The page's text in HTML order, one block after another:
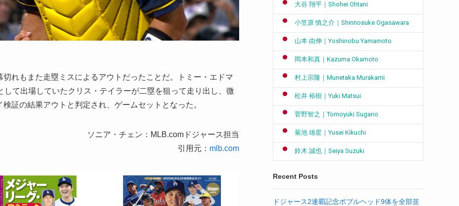
れもまた走塁ミスによるアウトだったことだ。トミー・エドマ
て出場していたクリス・テイラーが二塁を狙って走り出し、微
証の結果アウトと判定され、ゲームセットとなった。
ソニア・チェン：MLB.comドジャース担当
引用元： mlb.com
大谷 翔平｜Shohei Ohtani
小笠原 慎之介｜Shinnosuke Ogasawara
山本 由伸｜Yoshinobu Yamamoto
岡本和真｜Kazuma Okamoto
村上宗隆｜Munetaka Murakami
松井 裕樹｜Yuki Matsui
菅野智之｜Tomoyuki Sugano
菊池 雄星｜Yusei Kikuchi
鈴木 誠也｜Seiya Suzuki
Recent Posts
ドジャース2連覇記念ボブルヘッド9体を全部並